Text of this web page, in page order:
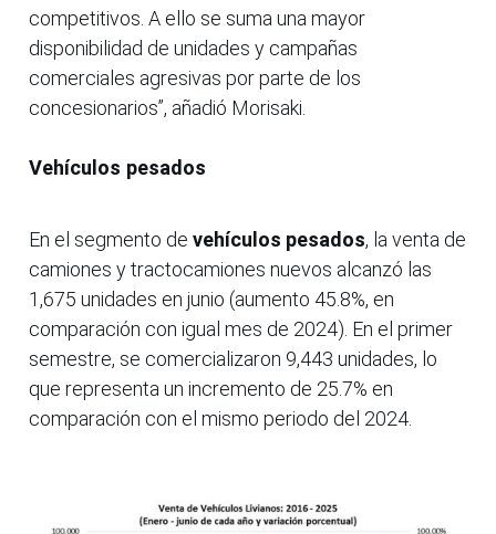
competitivos. A ello se suma una mayor
disponibilidad de unidades y campañas
comerciales agresivas por parte de los
concesionarios”, añadió Morisaki.
Vehículos pesados
En el segmento de vehículos pesados, la venta de
camiones y tractocamiones nuevos alcanzó las
1,675 unidades en junio (aumento 45.8%, en
comparación con igual mes de 2024). En el primer
semestre, se comercializaron 9,443 unidades, lo
que representa un incremento de 25.7% en
comparación con el mismo periodo del 2024.